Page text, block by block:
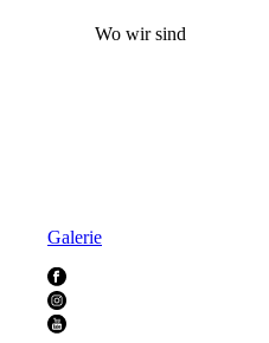
Wo wir sind
Galerie